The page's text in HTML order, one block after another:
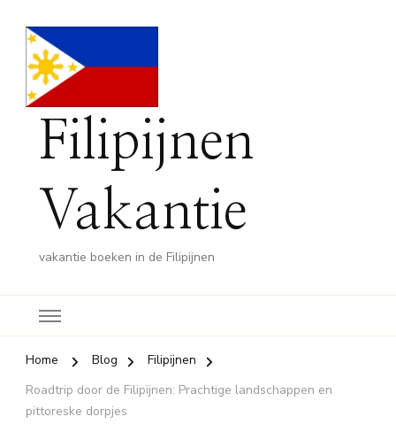
Filipijnen
Vakantie
vakantie boeken in de Filipijnen
Home Blog
Filipijnen
Roadtrip door de Filipijnen: Prachtige landschappen en
pittoreske dorpjes